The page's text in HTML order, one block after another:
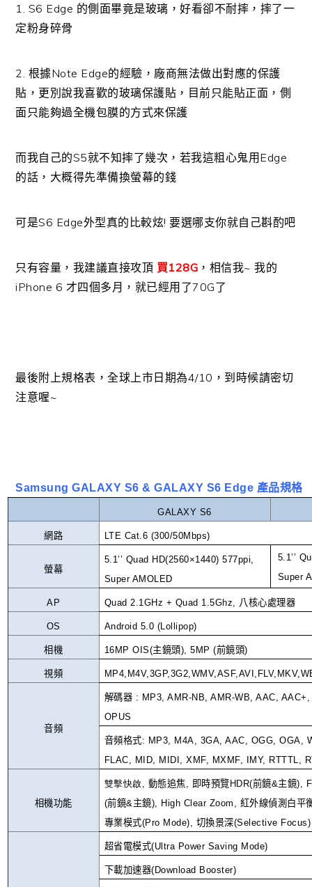
1. S6 Edge 的側面畢竟是玻璃，好看卻不耐摔，摔了一
定粉身碎骨
2. 根據Note Edge的經驗，廠商無法做出對應的保護
貼，更別說我喜歡的玻璃保護貼，目前只能貼正面，側
面只能夠過全機包膜的方式來保護
而我自己的S5就不知摔了幾次，若我這粗心鬼用Edge
的話，大概得先準備換螢幕的錢
可是S6 Edge外型真的比較炫! 要選哪支你就自己斟酌吧
只有容量，我建議直接攻頂 買128G ，相信我~ 我的
iPhone 6 才四個多月，就已經用了70G了
最後附上規格表，全球上市日期為4/10，到時候請密切
注意喔~
Samsung GALAXY S6& GALAXY S6 Edge 產品規格
GALAXY S6
網路 LTE Cat.6 (300/50Mbps)
螢幕
5.1’’ Quad HD(2560×1440) 577ppi,
Super AMOLED
5.1’’
Super
AP Quad 2.1GHz + Quad 1.5Ghz, 八核心處理器
OS Android 5.0 (Lollipop)
相機 16MP OIS(主鏡頭), 5MP (前鏡頭)
視頻
音頻
解碼器 : MP3, AMR-NB, AMR-WB, AAC,
OPUS
音頻格式: MP3, M4A, 3GA, AAC, OGG, OGA,
FLAC, MID, MIDI, XMF, MXMF, IMY, RTTTL,
相機功能
雙擊快啟 動態追焦 即時預覽HDR(前鏡&主鏡),
F
(前鏡& 主鏡), High Clear Zoom, 紅外線偵測白平
專業模式(Pro Mode) 切換景深(Selective Focus)
超省電模式(Ultra Power Saving Mode)
下載加速器(Download Booster)